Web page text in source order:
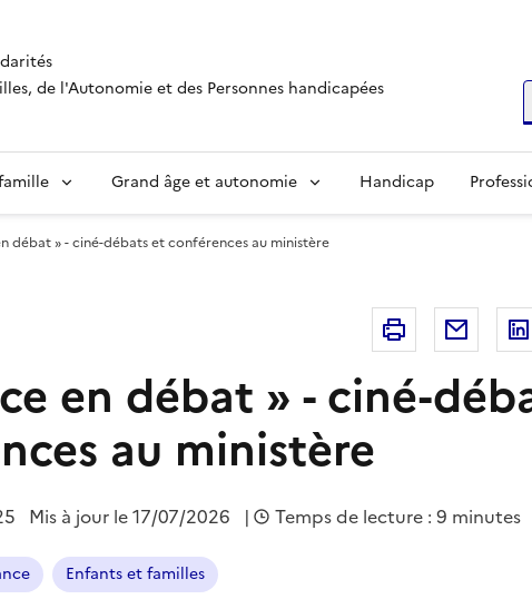
de l'Autonomie et des Personnes handicapées
Grand âge et autonomie Handicap
débat » - ciné-débats et conférences au ministère
Imprimer Courriel
en débat » - ciné-
au ministère
Mis à jour le 17/07/2026 | Temps de lecture : 9 minutes
Enfants et familles